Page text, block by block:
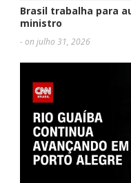
Brasil trabalha para
ministro
- on julho 31, 2026